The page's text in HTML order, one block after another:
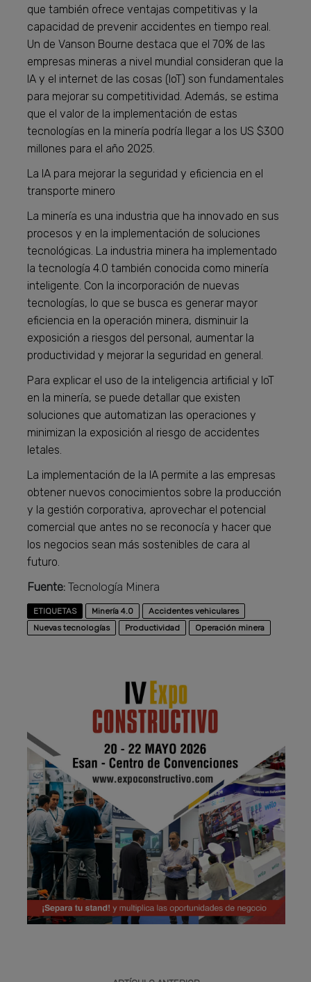
que también ofrece ventajas competitivas y la
capacidad de prevenir accidentes en tiempo real.
Un de Vanson Bourne destaca que el 70% de las
empresas mineras a nivel mundial consideran que la
IA y el internet de las cosas (IoT) son fundamentales
para mejorar su competitividad. Además, se estima
que el valor de la implementación de estas
tecnologías en la minería podría llegar a los US $300
millones para el año 2025.
La IA para mejorar la seguridad y eficiencia en el
transporte minero
La minería es una industria que ha innovado en sus
procesos y en la implementación de soluciones
tecnológicas. La industria minera ha implementado
la tecnología 4.0 también conocida como minería
inteligente. Con la incorporación de nuevas
tecnologías, lo que se busca es generar mayor
eficiencia en la operación minera, disminuir la
exposición a riesgos del personal, aumentar la
productividad y mejorar la seguridad en general.
Para explicar el uso de la inteligencia artificial y IoT
en la minería, se puede detallar que existen
soluciones que automatizan las operaciones y
minimizan la exposición al riesgo de accidentes
letales.
La implementación de la IA permite a las empresas
obtener nuevos conocimientos sobre la producción
y la gestión corporativa, aprovechar el potencial
comercial que antes no se reconocía y hacer que
los negocios sean más sostenibles de cara al
futuro.
Fuente: Tecnología Minera
ETIQUETAS Minería 4.0
Accidentes vehiculares
Nuevas tecnologías
Productividad Operación minera